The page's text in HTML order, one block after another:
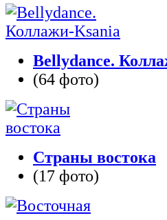
Bellydance.
(64 фото)
Страны востока
(17 фото)